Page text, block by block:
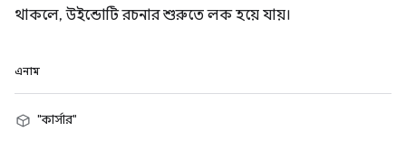
থাকলে, উইন্ডোটি রচনার শুরুতে লক হয়ে যায়।
এনাম
"কার্সার"